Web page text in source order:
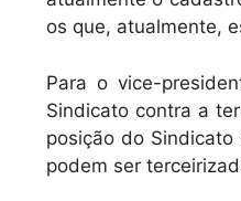
os que, atualmente,
Para o vice-
Sindicato contra a
posição do
podem ser